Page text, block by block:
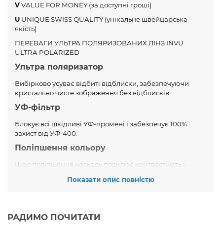
VVALUE FOR MONEY (за доступні гроші)
U UNIQUE SWISS QUALITY (унікальне швейцарська
якість)
ПЕРЕВАГИ УЛЬТРА ПОЛЯРИЗОВАНИХ ЛІНЗ INVU
ULTRA POLARIZED
Ультра поляризатор
Вибірково усуває відбиті відблиски, забезпечуючи
кристально чисте зображення без відблисків.
УФ-фільтр
Блокує всі шкідливі УФ-промені і забезпечує 100%
захист від УФ-400.
Поліпшення кольору
Шар поліпшення кольору посилює контрастність і
структуру лінзи.
Показати опис повністю
РАДИМО ПОЧИТАТИ